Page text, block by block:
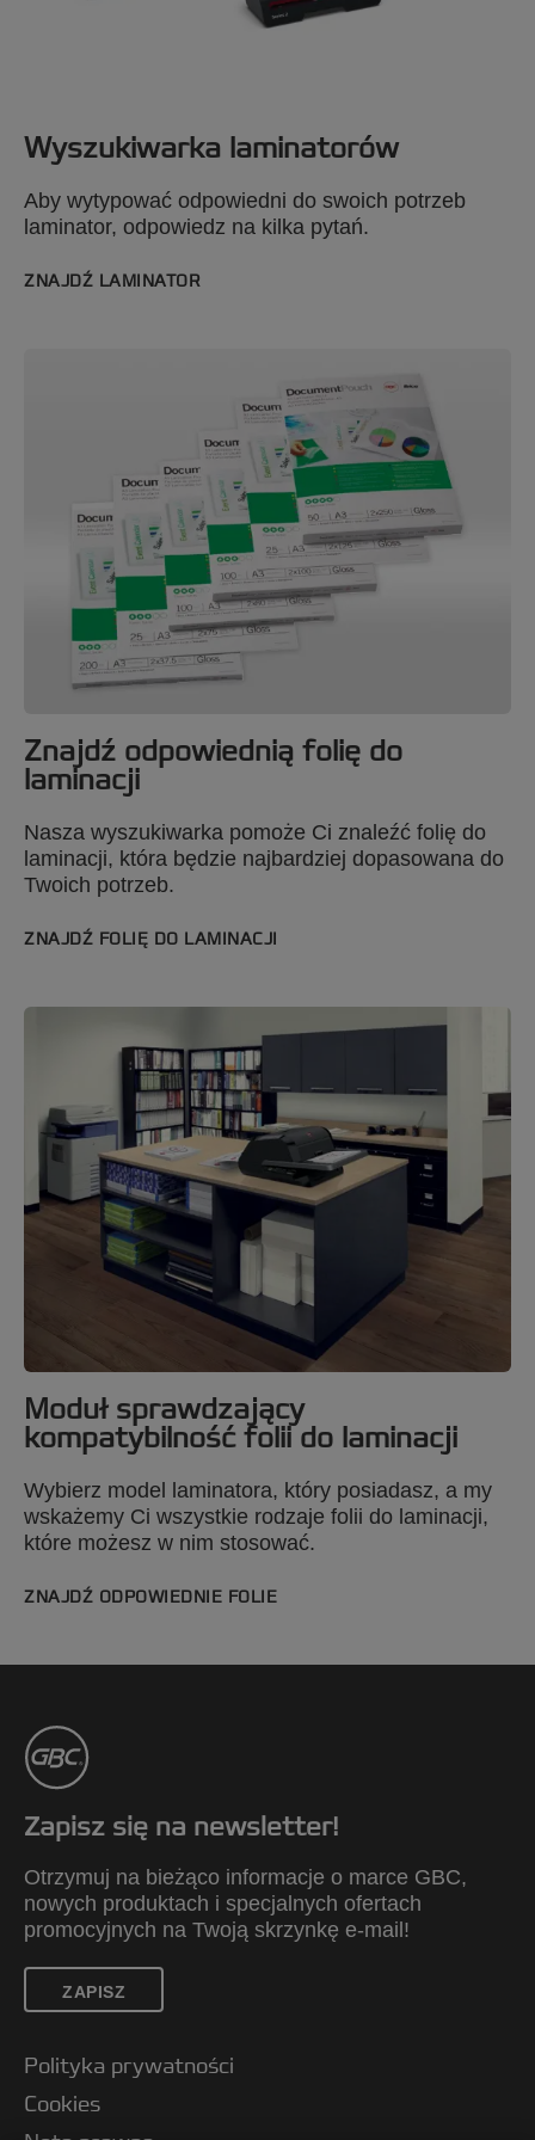
Wyszukiwarka laminatorów
Aby wytypować odpowiedni do swoich potrzeb
laminator, odpowiedz na kilka pytań.
ZNAJDŹ LAMINATOR
Znajdź odpowiednią folię do
laminacji
Nasza wyszukiwarka pomoże Ci znaleźć folię do
laminacji, która będzie najbardziej dopasowana do
Twoich potrzeb.
ZNAJDŹ FOLIĘ DO LAMINACJI
Moduł sprawdzający
kompatybilność folii do laminacji
Wybierz model laminatora, który posiadasz, a my
wskażemy Ci wszystkie rodzaje folii do laminacji,
które możesz w nim stosować.
ZNAJDŹ ODPOWIEDNIE FOLIE
Zapisz się na newsletter!
Otrzymuj na bieżąco informacje o marce GBC,
nowych produktach i specjalnych ofertach
promocyjnych na Twoją skrzynkę e-mail!
ZAPISZ
Polityka prywatności
Cookies